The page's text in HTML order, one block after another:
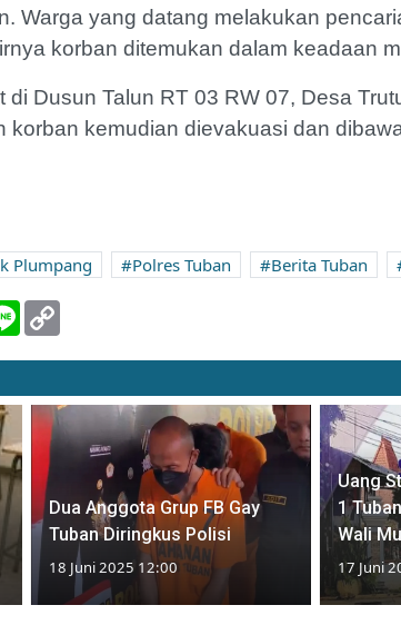
Warga yang datang melakukan
korban ditemukan dalam keadaan
di Dusun Talun RT 03 RW 07, Desa
korban kemudian dievakuasi dan
Plumpang Polres Tuban Berita Tuban
Line
Dua Anggota Grup FB Gay
Tuban Diringkus Polisi
18 Juni 2025 12:00
Uang
1
Wali
17 Juni